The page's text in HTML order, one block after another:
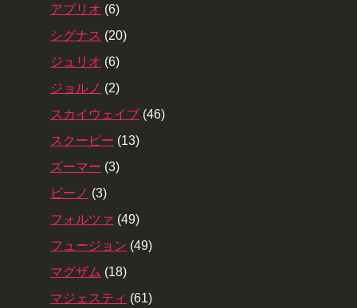
アプリオ (6)
シグナス (20)
ジュリオ (6)
ジョルノ (2)
スカイウェイブ (46)
スクーピー (13)
ズーマー (3)
ビーノ (3)
フォルツァ (49)
フュージョン (49)
マグザム (18)
マジェスティ (61)